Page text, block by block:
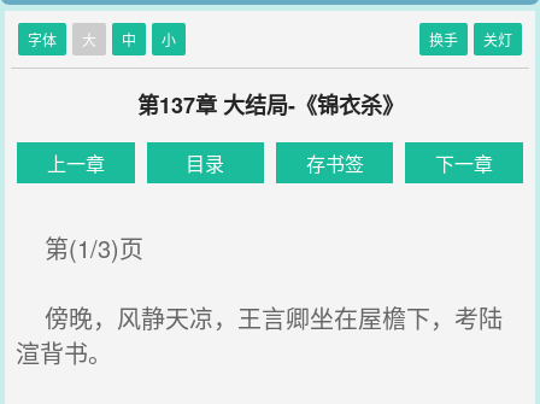
字体 大 中 小 换手 关灯
第137章 大结局-《锦衣杀》
上一章 目录 存书签 下一章
第(1/3)页
傍晚，风静天凉，王言卿坐在屋檐下，考陆
渲背书。